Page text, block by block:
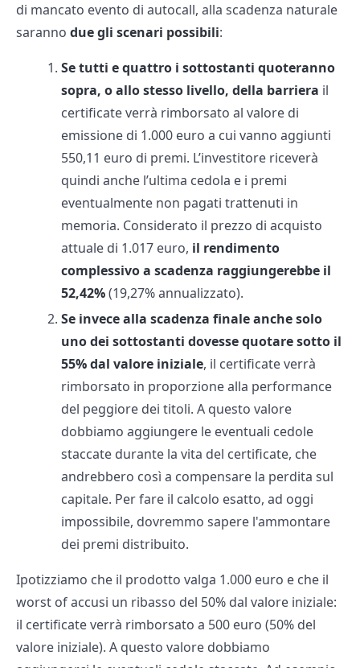
di mancato evento di autocall, alla scadenza naturale
saranno due gli scenari possibili:
Se tutti e quattro i sottostanti quoteranno
sopra, o allo stesso livello, della barriera il
certificate verrà rimborsato al valore di
emissione di 1.000 euro a cui vanno aggiunti
550,11 euro di premi. L’investitore riceverà
quindi anche l’ultima cedola e i premi
eventualmente non pagati trattenuti in
memoria. Considerato il prezzo di acquisto
attuale di 1.017 euro, il rendimento
complessivo a scadenza raggiungerebbe il
52,42%(19,27% annualizzato).
Se invece alla scadenza finale anche solo
uno dei sottostanti dovesse quotare sotto il
55% dal valore iniziale, il certificate verrà
rimborsato in proporzione alla performance
del peggiore dei titoli. A questo valore
dobbiamo aggiungere le eventuali cedole
staccate durante la vita del certificate, che
andrebbero così a compensare la perdita sul
capitale. Per fare il calcolo esatto, ad oggi
impossibile, dovremmo sapere l'ammontare
dei premi distribuito.
Ipotizziamo che il prodotto valga 1.000 euro e che il
worst of accusi un ribasso del 50% dal valore iniziale:
il certificate verrà rimborsato a 500 euro (50% del
valore iniziale). A questo valore dobbiamo